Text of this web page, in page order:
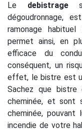
Le debistrage
dégoudronnage,
ramonage
permet ainsi, en
efficace du
conséquent, un
effet, le bistre est
Sachez que
cheminée, et sont
cheminée, pouvant
incendie de votre